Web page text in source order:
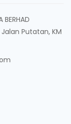
BERHAD
Putatan, KM